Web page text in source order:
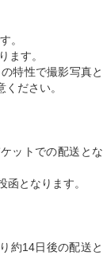
。
ます。
特性で撮影写真と
ださい。
ットでの配送とな
となります。
約14日後の配送と